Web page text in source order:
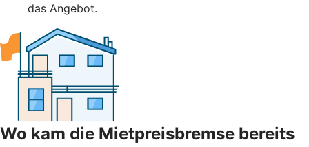
das Angebot.
Wo kam die Mietpreisbremse bereits